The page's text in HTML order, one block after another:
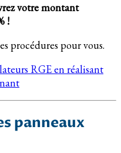
votre montant
!
procédures pour vous.
RGE en réalisant
panneaux